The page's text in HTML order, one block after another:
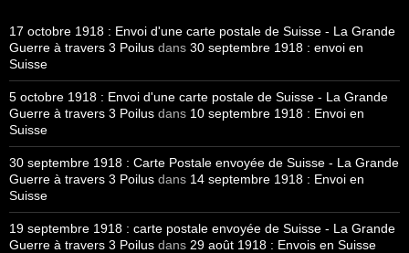
17 octobre 1918 : Envoi d'une carte postale de Suisse - La Grande
Guerre à travers 3 Poilus dans 30 septembre 1918 : envoi en
Suisse
5 octobre 1918 : Envoi d'une carte postale de Suisse - La Grande
Guerre à travers 3 Poilus dans 10 septembre 1918 : Envoi en
Suisse
30 septembre 1918 : Carte Postale envoyée de Suisse - La Grande
Guerre à travers 3 Poilus dans 14 septembre 1918 : Envoi en
Suisse
19 septembre 1918 : carte postale envoyée de Suisse - La Grande
Guerre à travers 3 Poilus dans 29 août 1918 : Envois en Suisse